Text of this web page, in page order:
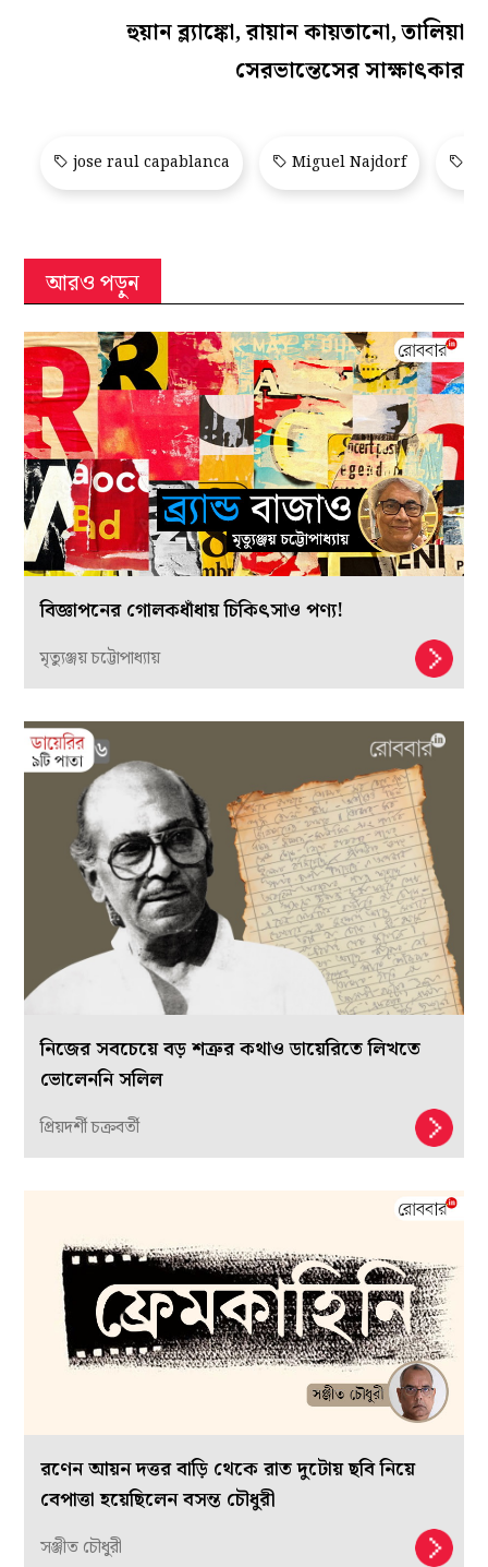
হুয়ান ব্ল্যাঙ্কো, রায়ান কায়তানো, তালিয়া
সেরভান্তেসের সাক্ষাৎকার
jose raul capablanca Miguel Najdorf
আরও পড়ুন
বিজ্ঞাপনের গোলকধাঁধায় চিকিৎসাও পণ্য!
মৃত্যুঞ্জয় চট্টোপাধ্যায়
নিজের সবচেয়ে বড় শত্রুর কথাও ডায়েরিতে লিখতে
ভোলেননি সলিল
প্রিয়দর্শী চক্রবর্তী
রণেন আয়ন দত্তর বাড়ি থেকে রাত দুটোয় ছবি নিয়ে
বেপাত্তা হয়েছিলেন বসন্ত চৌধুরী
সঞ্জীত চৌধুরী